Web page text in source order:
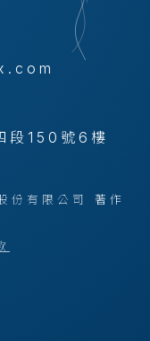
段150號6樓
有限公司 著作